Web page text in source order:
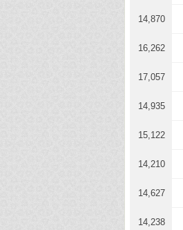
14,870
16,262
17,057
14,935
15,122
14,210
14,627
14,238